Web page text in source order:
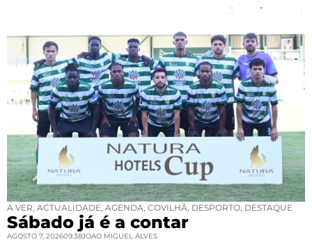
A VER, ACTUALIDADE, AGENDA, COVILHÃ, DESPORTO, DESTAQUE
Sábado já é a contar
AGOSTO 7, 202609:38JOAO MIGUEL ALVES